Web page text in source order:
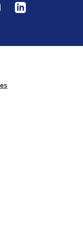
fenêtre)
twitter (Nouvelle
page youtube-play
voir notre page